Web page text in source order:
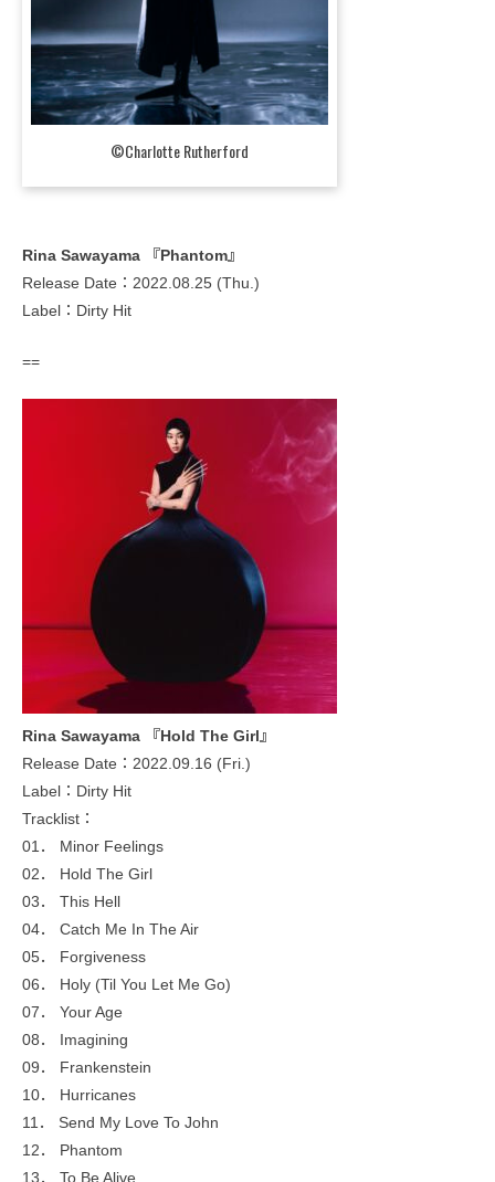
©Charlotte Rutherford
Rina Sawayama 『Phantom』
Release Date：2022.08.25 (Thu.)
Label：Dirty Hit
==
Rina Sawayama 『Hold The Girl』
Release Date：2022.09.16 (Fri.)
Label：Dirty Hit
Tracklist：
01． Minor Feelings
02． Hold The Girl
03． This Hell
04． Catch Me In The Air
05． Forgiveness
06． Holy (Til You Let Me Go)
07． Your Age
08． Imagining
09． Frankenstein
10． Hurricanes
11． Send My Love To John
12． Phantom
13． To Be Alive